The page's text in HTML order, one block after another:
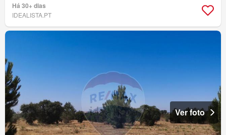
Há 30+ dias
IDEALISTA.PT
Ver foto